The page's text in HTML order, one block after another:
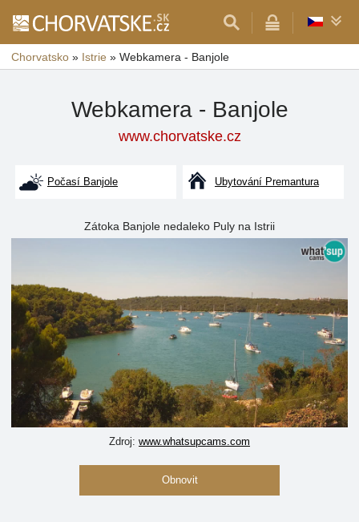
Chorvatsko » Istrie » Webkamera - Banjole
Webkamera - Banjole
www.chorvatske.cz
Počasí Banjole Ubytování Premantura
Zátoka Banjole nedaleko Puly na Istrii
Zdroj: www.whatsupcams.com
Obnovit